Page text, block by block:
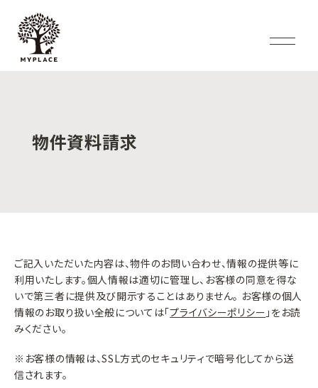
物件資料請求
ご記入いただいた内容は、物件のお問い合わせ、情報の提供等に
利用いたします。個人情報は適切に管理し、お客様の同意を得な
いで第三者に提供及び開示することはありません。 お客様の個人
情報のお取り扱い全般については「プライバシーポリシー 」をお読
みください。
※お客様の情報は、SSL方式のセキュリティで暗号化してから送
信されます。